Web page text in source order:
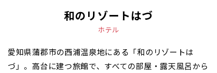
和のリゾートはづ
ホテル
愛知県蒲郡市の西浦温泉地にある「和のリゾートは
づ」。高台に建つ旅館で、すべての部屋・露天風呂から